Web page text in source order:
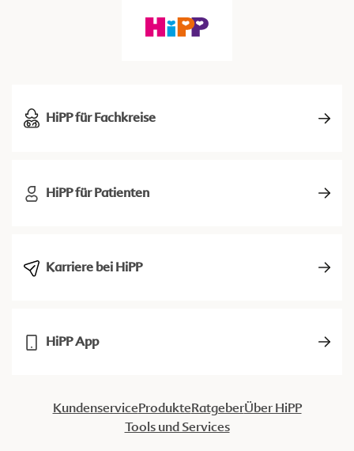
HiPP für Fachkreise
HiPP für Patienten
Karriere bei HiPP
HiPP App
KundenserviceProdukteRatgeberÜber HiPP
Tools und Services